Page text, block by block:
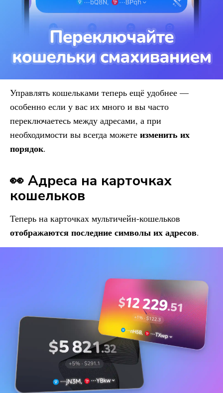
Управлять кошельками теперь ещё удобнее —
особенно если у вас их много и вы часто
переключаетесь между адресами, а при
необходимости вы всегда можете изменить их
порядок.
👀 Адреса на карточках
кошельков
Теперь на карточках мультичейн-кошельков
отображаются последние символы их адресов.